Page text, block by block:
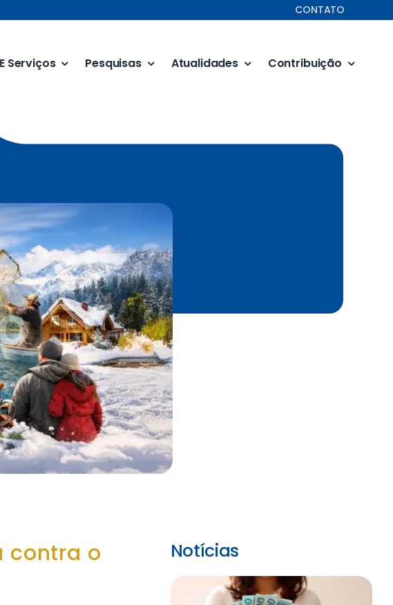
CONTATO
Serviços Pesquisas Atualidades Contribuição
contra o
Notícias